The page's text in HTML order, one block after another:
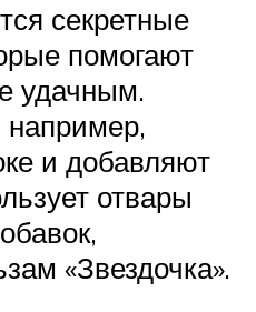
секретные
помогают
удачным.
например,
и добавляют
отвары
«Звездочка».